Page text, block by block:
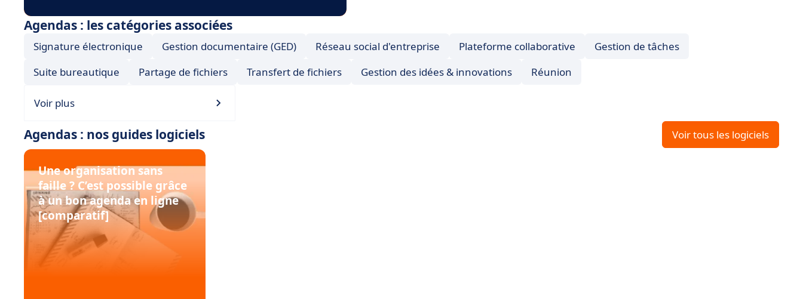
Agendas : les catégories associées
Signature électronique Gestion documentaire (GED) Réseau social d'entreprise Plateforme collaborative
Gestion de tâches
Suite bureautique
Partage de fichiers Transfert de fichiers Gestion des idées & innovations Réunion
Voir plus
Agendas : nos guides logiciels Voir tous les logiciels
Une organisation sans
faille ? C’est possible grâce
à un bon agenda en ligne
[comparatif]